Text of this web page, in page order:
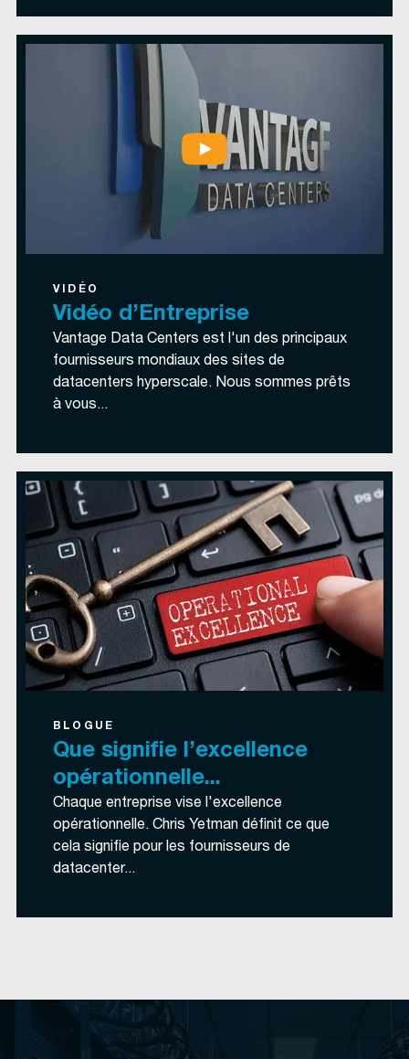
VIDÉO
Vidéo d’Entreprise
Vantage Data Centers est l'un des principaux
fournisseurs mondiaux des sites de
datacenters hyperscale. Nous sommes prêts
à vous...
BLOGUE
Que signifie l’excellence
opérationnelle...
Chaque entreprise vise l'excellence
opérationnelle. Chris Yetman définit ce que
cela signifie pour les fournisseurs de
datacenter...